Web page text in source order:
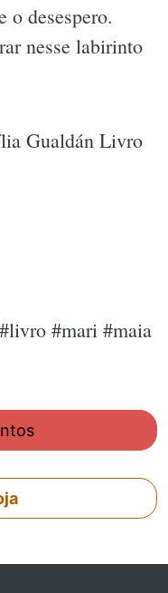
o desespero.
nesse labirinto
Gualdán Livro
#mari #maia